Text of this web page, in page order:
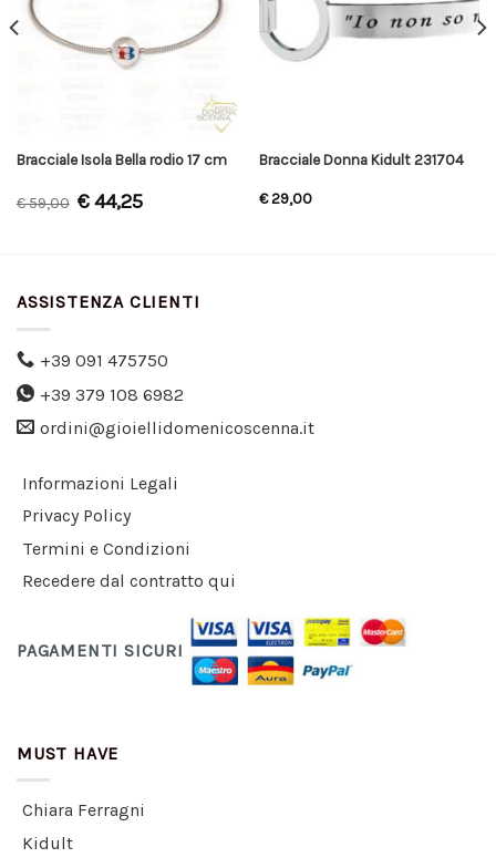
Bracciale Isola Bella rodio 17 cm
€59,00 €44,25
Bracciale Donna Kidult 231704
€29,00
ASSISTENZA CLIENTI
+39 091 475750
+39 379 108 6982
ordini@gioiellidomenicoscenna.it
Informazioni Legali
Privacy Policy
Termini e Condizioni
Recedere dal contratto qui
PAGAMENTI SICURI
MUST HAVE
Chiara Ferragni
Kidult